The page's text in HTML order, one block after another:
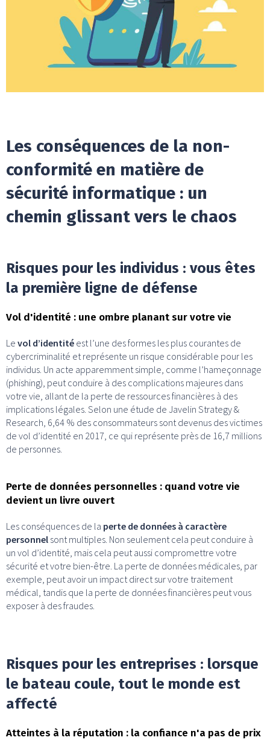
Les conséquences de la non-
conformité en matière de
sécurité informatique : un
chemin glissant vers le chaos
Risques pour les individus : vous êtes
la première ligne de défense
Vol d'identité : une ombre planant sur votre vie
Le vol d’identité est l’une des formes les plus courantes de
cybercriminalité et représente un risque considérable pour les
individus. Un acte apparemment simple, comme l’hameçonnage
(phishing), peut conduire à des complications majeures dans
votre vie, allant de la perte de ressources financières à des
implications légales. Selon une étude de Javelin Strategy &
Research, 6,64 % des consommateurs sont devenus des victimes
de vol d’identité en 2017, ce qui représente près de 16,7 millions
de personnes.
Perte de données personnelles : quand votre vie
devient un livre ouvert
Les conséquences de la perte de données à caractère
personnel sont multiples. Non seulement cela peut conduire à
un vol d’identité, mais cela peut aussi compromettre votre
sécurité et votre bien-être. La perte de données médicales, par
exemple, peut avoir un impact direct sur votre traitement
médical, tandis que la perte de données financières peut vous
exposer à des fraudes.
Risques pour les entreprises : lorsque
le bateau coule, tout le monde est
affecté
Atteintes à la réputation : la confiance n'a pas de prix